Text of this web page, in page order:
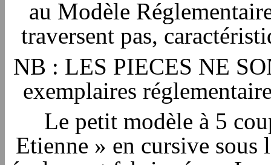
au Modèle
traversent pas,
NB : LES PIECES NE
exemplaires
Le petit modèle à 5
Etienne » en cursive